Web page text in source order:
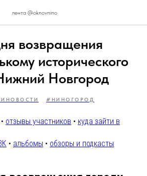
лента @oknovnino
возвращения
исторического
Новгород
#НИНОГОРОД
• отзывы участников • куда зайти в
• альбомы • обзоры и подкасты